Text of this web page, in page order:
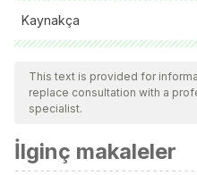
Kaynakça
electroterapia. Extraído
de: https://
José María Rodríguez
This text is provided for
replace consultation with a
specialist.
İlginç makaleler